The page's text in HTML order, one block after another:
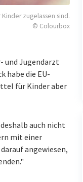
zugelassen sind.
© Colourbox
und Jugendarzt
habe die EU-
für Kinder aber
auch nicht
mit einer
angewiesen,